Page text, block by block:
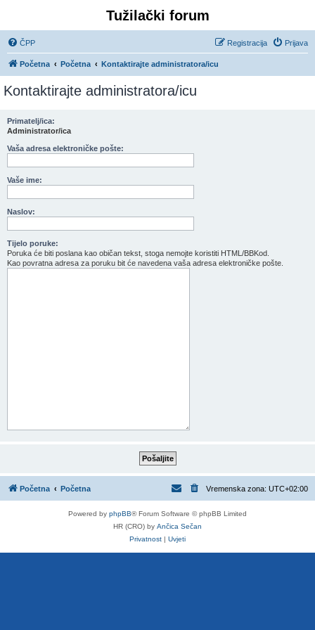
Tužilački forum
ČPP Prijava
Registracija
Početna Početna Kontaktirajte administratora/icu
Kontaktirajte administratora/icu
Primatelj/ica:
Administrator/ica
Vaša adresa elektroničke pošte:
Vaše ime:
Naslov:
Tijelo poruke:
Poruka će biti poslana kao običan tekst, stoga nemojte koristiti HTML/BBKod.
Kao povratna adresa za poruku bit će navedena vaša adresa elektroničke pošte.
Početna Početna Vremenska zona: UTC+02:00
Powered by phpBB® Forum Software © phpBB Limited
HR (CRO) by Ančica Sečan
Privatnost | Uvjeti